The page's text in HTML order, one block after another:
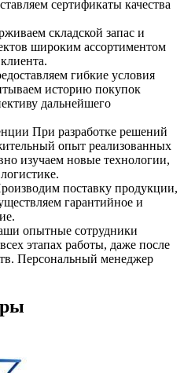
сертификаты качества
складской запас и
широким ассортиментом
гибкие условия
историю покупок
дальнейшего
При разработке решений
опыт реализованных
изучаем новые технологии,
поставку продукции,
гарантийное и
опытные сотрудники
этапах работы, даже после
Персональный менеджер